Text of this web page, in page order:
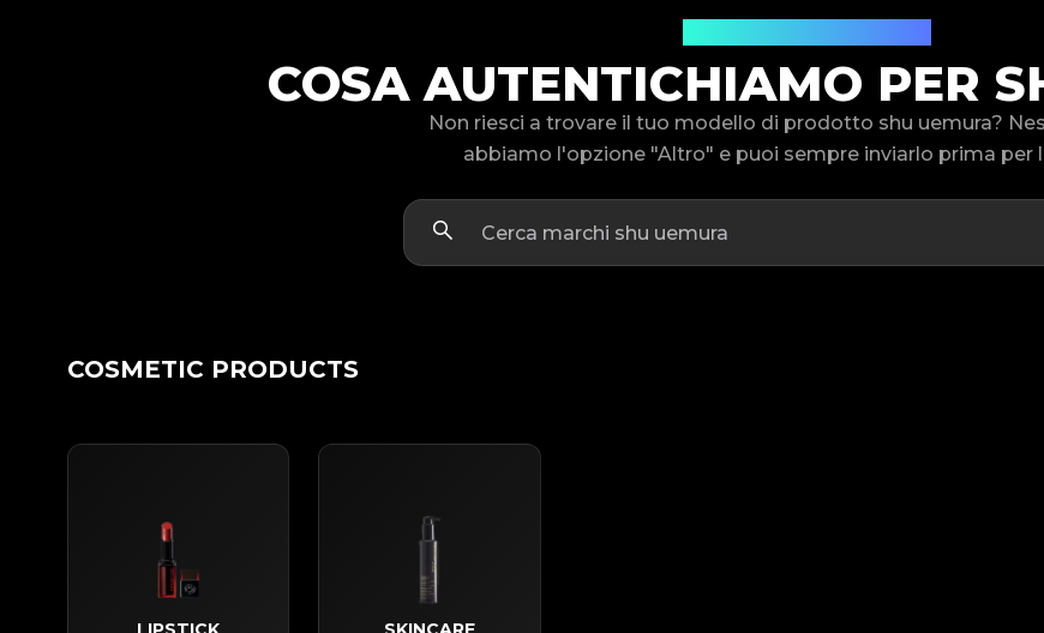
COSA AUTENTICHIAMO PER
Non riesci a trovare il tuo modello di prodotto shu uemura?
abbiamo l'opzione "Altro" e puoi sempre inviarlo prima per
COSMETIC PRODUCTS